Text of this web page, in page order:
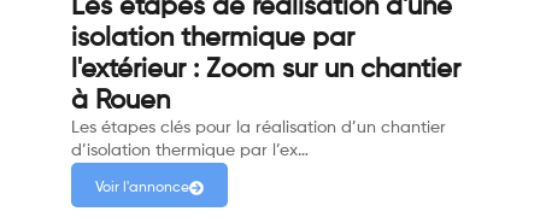
Les étapes de réalisation d'une
isolation thermique par
l'extérieur : Zoom sur un chantier
à Rouen
Les étapes clés pour la réalisation d’un chantier
d’isolation thermique par l’ex…
Voir l'annonce